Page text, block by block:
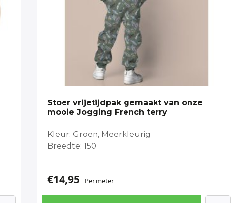
Stoer vrijetijdpak gemaakt van onze
mooie Jogging French terry
Kleur: Groen, Meerkleurig
Breedte: 150
€14,95 Per meter